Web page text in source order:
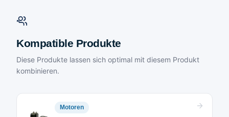
Kompatible Produkte
Diese Produkte lassen sich optimal mit diesem Produkt
kombinieren.
Motoren